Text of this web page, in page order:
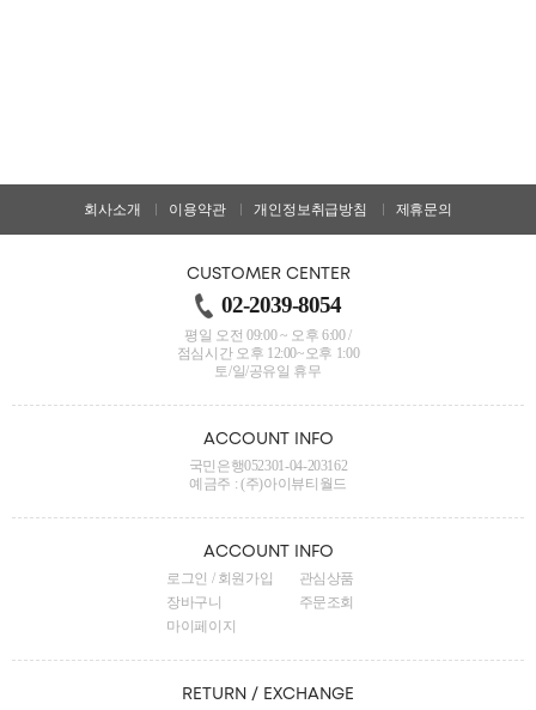
회사소개 이용약관 개인정보취급방침 제휴문의
CUSTOMER CENTER
02-2039-8054
평일 오전 09:00 ~ 오후 6:00 /
점심시간 오후 12:00~오후 1:00
토/일/공유일 휴무
ACCOUNT INFO
국민은행052301-04-203162
예금주 : (주)아이뷰티월드
ACCOUNT INFO
로그인 / 회원가입
관심상품
장바구니
주문조회
마이페이지
RETURN / EXCHANGE